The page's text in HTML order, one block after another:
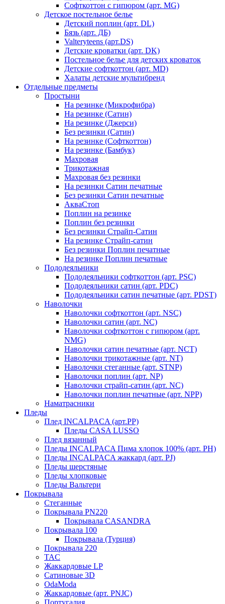
Софткоттон с гипюром (арт. MG)
Детское постельное белье
Детский поплин (арт. DL)
Бязь (арт. ДБ)
Valteryteens (арт.DS)
Детские кроватки (арт. DK)
Постельное белье для детских кроваток
Детские софткоттон (арт. MD)
Халаты детские мультибренд
Отдельные предметы
Простыни
На резинке (Микрофибра)
На резинке (Сатин)
На резинке (Джерси)
Без резинки (Сатин)
На резинке (Софткоттон)
На резинке (Бамбук)
Махровая
Трикотажная
Махровая без резинки
На резинки Сатин печатные
Без резинки Сатин печатные
АкваСтоп
Поплин на резинке
Поплин без резинки
Без резинки Страйп-Сатин
На резинке Страйп-сатин
Без резинки Поплин печатные
На резинке Поплин печатные
Пододеяльники
Пододеяльники софткоттон (арт. PSC)
Пододеяльники сатин (арт. PDC)
Пододеяльники сатин печатные (арт. PDST)
Наволочки
Наволочки софткоттон (арт. NSC)
Наволочки сатин (арт. NC)
Наволочки софткоттон с гипюром (арт.
NMG)
Наволочки сатин печатные (арт. NCT)
Наволочки трикотажные (арт. NT)
Наволочки стеганные (арт. STNP)
Наволочки поплин (арт. NP)
Наволочки страйп-сатин (арт. NC)
Наволочки поплин печатные (арт. NPP)
Наматрасники
Пледы
Плед INCALPACA (арт.PP)
Пледы CASA LUSSO
Плед вязанный
Пледы INCALPACA Пима хлопок 100% (арт. PH)
Пледы INCALPACA жаккард (арт. PJ)
Пледы шерстяные
Пледы хлопковые
Пледы Вальтери
Покрывала
Стеганные
Покрывала PN220
Покрывала CASANDRA
Покрывала 100
Покрывала (Турция)
Покрывала 220
TAC
Жаккардовые LP
Сатиновые 3D
OdaModa
Жаккардовые (арт. PNJC)
Португалия